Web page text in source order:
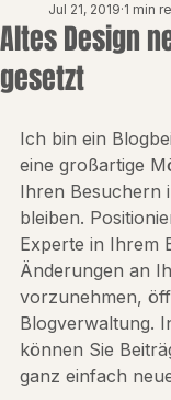
Altes Design
gesetzt
Jul 21, 2019 1 min
Ich bin ein
eine großartige
Ihren Besuchern
bleiben.
Experte in Ihrem
Änderungen an
vorzunehmen,
Blogverwaltung.
können Sie
ganz einfach